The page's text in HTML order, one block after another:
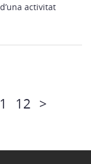
activitat
12 >